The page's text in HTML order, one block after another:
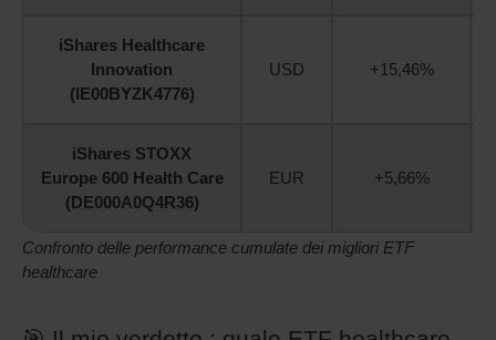
iShares Healthcare
Innovation
(IE00BYZK4776)
USD +15,46%
iShares STOXX
Europe 600 Health Care
(DE000A0Q4R36)
EUR +5,66%
Confronto delle performance cumulate dei migliori ETF
healthcare